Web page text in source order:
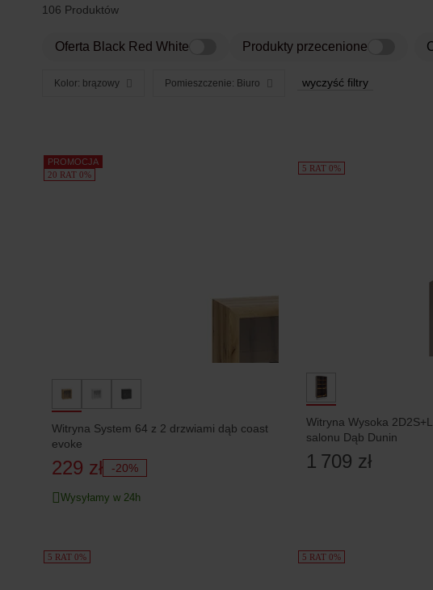
106 Produktów
Oferta Black Red White Produkty przecenione
Kolor: brązowy Pomieszczenie: Biuro wyczyść filtry
Produkty
PROMOCJA
20 RAT 0%
Witryna System 64 z 2 drzwiami dąb coast
evoke
229 zł -20%
Wysyłamy w 24h
5 RAT 0%
Witryna Wysoka
salonu Dąb Dunin
1 709 zł
5 RAT 0% 5 RAT 0%